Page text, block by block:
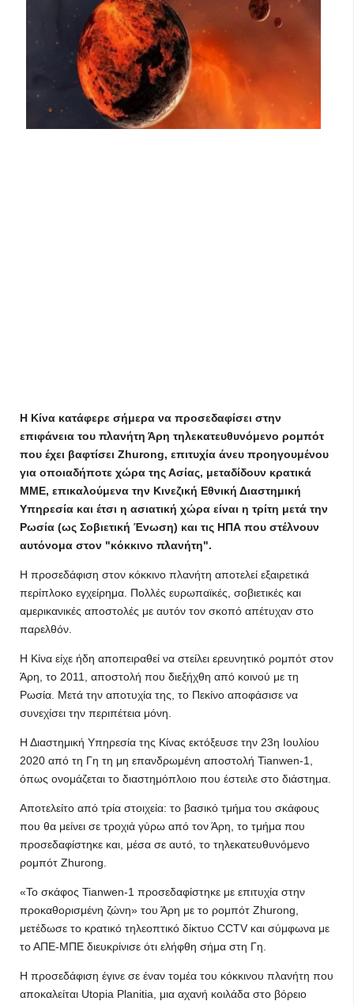
Η Κίνα κατάφερε σήμερα να προσεδαφίσει στην
επιφάνεια του πλανήτη Άρη τηλεκατευθυνόμενο ρομπότ
που έχει βαφτίσει Zhurong, επιτυχία άνευ προηγουμένου
για οποιαδήποτε χώρα της Ασίας, μεταδίδουν κρατικά
ΜΜΕ, επικαλούμενα την Κινεζική Εθνική Διαστημική
Υπηρεσία και έτσι η ασιατική χώρα είναι η τρίτη μετά την
Ρωσία (ως Σοβιετική Ένωση) και τις ΗΠΑ που στέλνουν
αυτόνομα στον "κόκκινο πλανήτη".
Η προσεδάφιση στον κόκκινο πλανήτη αποτελεί εξαιρετικά
περίπλοκο εγχείρημα. Πολλές ευρωπαϊκές, σοβιετικές και
αμερικανικές αποστολές με αυτόν τον σκοπό απέτυχαν στο
παρελθόν.
Η Κίνα είχε ήδη αποπειραθεί να στείλει ερευνητικό ρομπότ στον
Άρη, το 2011, αποστολή που διεξήχθη από κοινού με τη
Ρωσία. Μετά την αποτυχία της, το Πεκίνο αποφάσισε να
συνεχίσει την περιπέτεια μόνη.
Η Διαστημική Υπηρεσία της Κίνας εκτόξευσε την 23η Ιουλίου
2020 από τη Γη τη μη επανδρωμένη αποστολή Tianwen-1,
όπως ονομάζεται το διαστημόπλοιο που έστειλε στο διάστημα.
Αποτελείτο από τρία στοιχεία: το βασικό τμήμα του σκάφους
που θα μείνει σε τροχιά γύρω από τον Άρη, το τμήμα που
προσεδαφίστηκε και, μέσα σε αυτό, το τηλεκατευθυνόμενο
ρομπότ Zhurong.
«Το σκάφος Tianwen-1 προσεδαφίστηκε με επιτυχία στην
προκαθορισμένη ζώνη» του Άρη με το ρομπότ Zhurong,
μετέδωσε το κρατικό τηλεοπτικό δίκτυο CCTV και σύμφωνα με
το ΑΠΕ-ΜΠΕ διευκρίνισε ότι ελήφθη σήμα στη Γη.
Η προσεδάφιση έγινε σε έναν τομέα του κόκκινου πλανήτη που
αποκαλείται Utopia Planitia, μια αχανή κοιλάδα στο βόρειο